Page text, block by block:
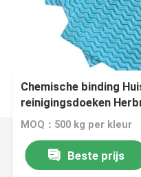
Chemische binding
reinigingsdoeken
MOQ：500 kg per kleur
Beste prijs